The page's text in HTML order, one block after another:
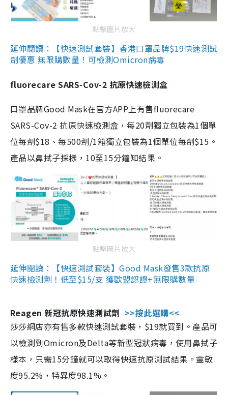
點擊圖片放大
延伸閱讀：【快速測試套裝】香港口罩品牌$19快速測試
劑優惠 無限購數量！可檢測Omicron病毒
fluorecare SARS-Cov-2 抗原快速檢測盒
口罩品牌Good Mask在官方APP上有售fluorecare
SARS-Cov-2 抗原快速檢測盒，每20劑獨立包裝為1個單
位每劑$18、每500劑/1箱獨立包裝為1個單位每劑$15。
產品以鼻拭子採樣，10至15分鐘知結果。
點擊圖片放大
延伸閱讀：【快速測試套裝】Good Mask發售3款抗原
快速檢測劑！低至$15/支 獲歐盟認證+無限購數量
Reagen 新冠抗原快速測試劑 >>按此選購<<
莎莎網店亦有售多款快速測試套裝，$19就買到。產品可
以檢測到Omicron及Delta等新型冠狀病毒，使用鼻拭子
樣本，只需15分鐘就可以取得快速抗原測試結果。靈敏
度95.2%，特異度98.1%。